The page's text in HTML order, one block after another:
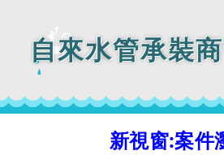
自來水管承裝
新視窗:案件